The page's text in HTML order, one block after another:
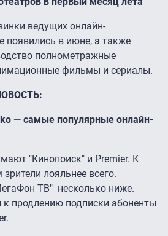
ведущих онлайн-
появились в июне, а также
полнометражные
фильмы и сериалы.
— самые популярные онлайн-
"Кинопоиск" и Premier. К
лояльнее всего.
ТВ" несколько ниже.
к продлению подписки абоненты